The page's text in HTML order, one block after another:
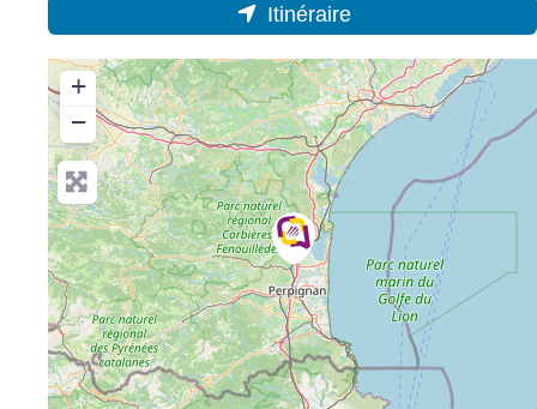
Itinéraire
+
−